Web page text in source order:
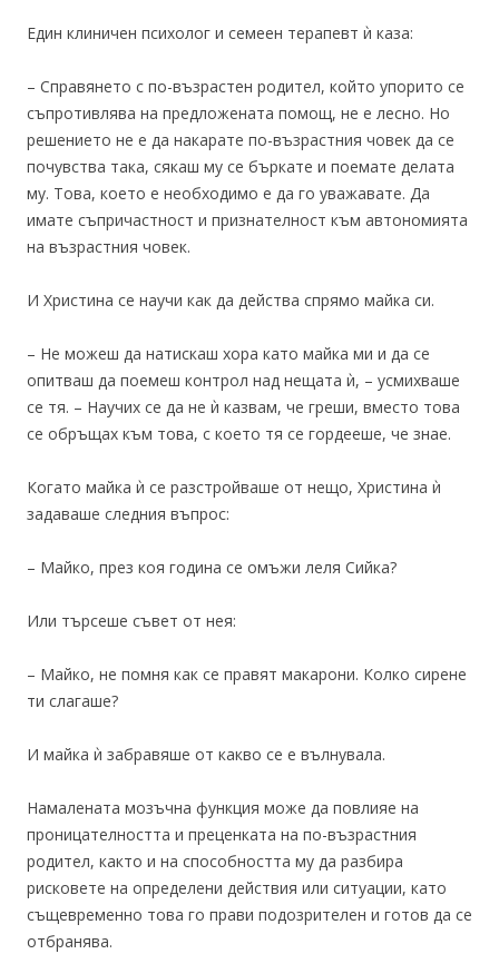
Един клиничен психолог и семеен терапевт ѝ каза:
– Справянето с по-възрастен родител, който упорито се
съпротивлява на предложената помощ, не е лесно. Но
решението не е да накарате по-възрастния човек да се
почувства така, сякаш му се бъркате и поемате делата
му. Това, което е необходимо е да го уважавате. Да
имате съпричастност и признателност към автономията
на възрастния човек.
И Христина се научи как да действа спрямо майка си.
– Не можеш да натискаш хора като майка ми и да се
опитваш да поемеш контрол над нещата ѝ, – усмихваше
се тя. – Научих се да не ѝ казвам, че греши, вместо това
се обръщах към това, с което тя се гордееше, че знае.
Когато майка ѝ се разстройваше от нещо, Христина ѝ
задаваше следния въпрос:
– Майко, през коя година се омъжи леля Сийка?
Или търсеше съвет от нея:
– Майко, не помня как се правят макарони. Колко сирене
ти слагаше?
И майка ѝ забравяше от какво се е вълнувала.
Намалената мозъчна функция може да повлияе на
проницателността и преценката на по-възрастния
родител, както и на способността му да разбира
рисковете на определени действия или ситуации, като
същевременно това го прави подозрителен и готов да се
отбранява.